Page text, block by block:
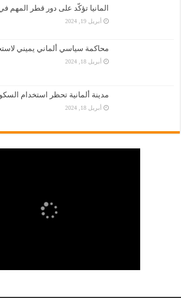
المانيا تؤكّد على دور قطر
أبريل 19, 2024
محاكمة سياسي ألماني يميني
أبريل 18, 2024
مدينة ألمانية تحظر استخدام
أبريل 18, 2024